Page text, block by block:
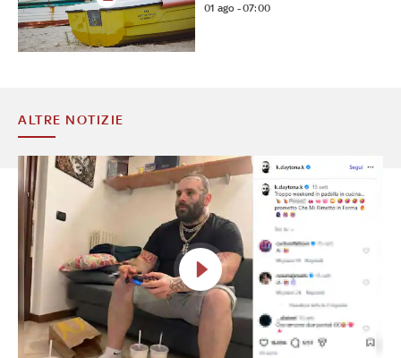
01 ago - 07:00
ALTRE NOTIZIE